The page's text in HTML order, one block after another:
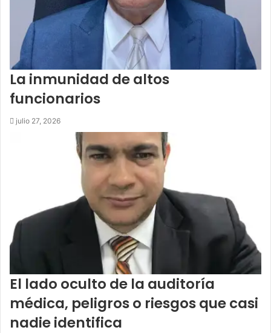
La inmunidad de altos
funcionarios
julio 27, 2026
El lado oculto de la auditoría
médica, peligros o riesgos que casi
nadie identifica